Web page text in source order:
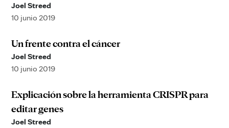
Joel Streed
10 junio 2019
Un frente contra el cáncer
Joel Streed
10 junio 2019
Explicación sobre la herramienta CRISPR para
editar genes
Joel Streed